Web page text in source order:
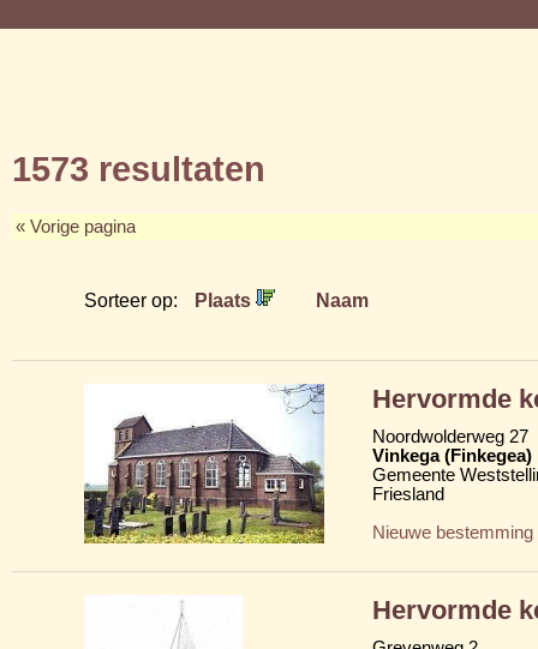
1573 resultaten
« Vorige pagina
Sorteer op: Plaats Naam
Hervormde
Noordwolderweg 27
Vinkega (Finkegea)
Gemeente
Friesland
Nieuwe bestemming
Hervormde